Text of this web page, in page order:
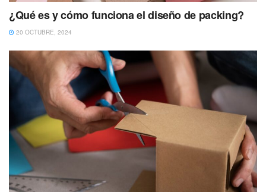
¿Qué es y cómo funciona el diseño de packing?
20 OCTUBRE, 2024